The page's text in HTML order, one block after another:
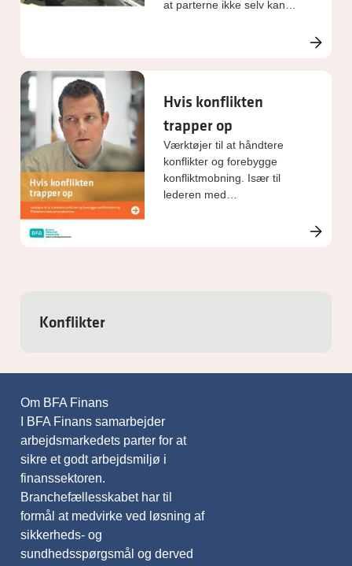
Konflikter
at parterne ikke selv kan
Hvis konflikten
trapper op
Værktøjer til at håndtere
konflikter og forebygge
konfliktmobning. Især til
lederen med
Om BFA Finans
I BFA Finans samarbejder
arbejdsmarkedets parter for at
sikre et godt arbejdsmiljø i
finanssektoren.
Branchefællesskabet har til
formål at medvirke ved løsning af
sikkerheds- og
sundhedsspørgsmål og derved